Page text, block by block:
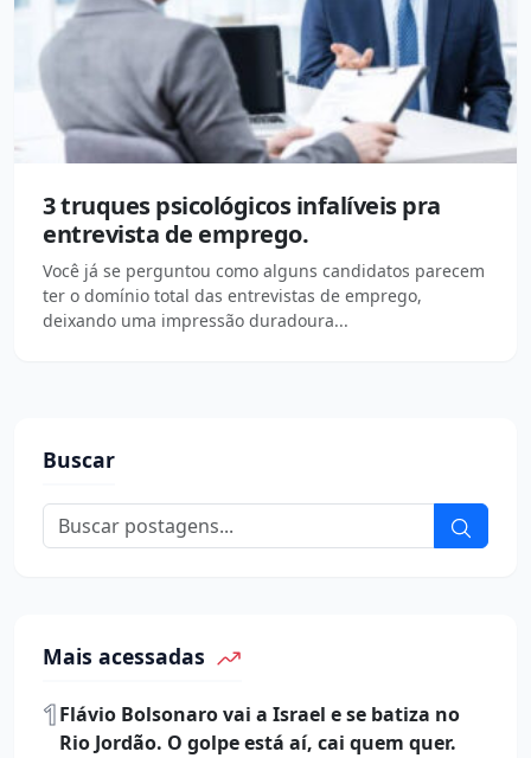
3 truques psicológicos infalíveis pra
entrevista de emprego.
Você já se perguntou como alguns candidatos parecem
ter o domínio total das entrevistas de emprego,
deixando uma impressão duradoura...
Buscar
Mais acessadas
1Flávio Bolsonaro vai a Israel e se batiza no
Rio Jordão. O golpe está aí, cai quem quer.